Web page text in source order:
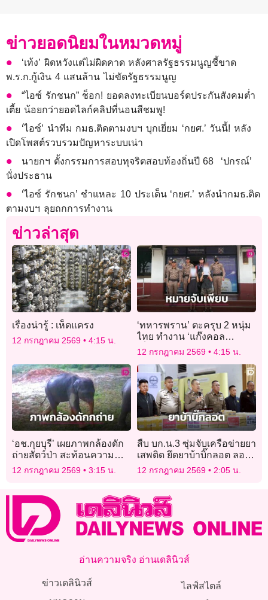
ข่าวยอดนิยมในหมวดหมู่
‘เท้ง’ ผิดหวังแต่ไม่ผิดคาด หลังศาลรัฐธรรมนูญชี้ขาด
พ.ร.ก.กู้เงิน 4 แสนล้าน ไม่ขัดรัฐธรรมนูญ
“ไอซ์ รักชนก” ช็อก! ยอดลงทะเบียนบอร์ดประกันสังคมต่ำ
เตี้ย น้อยกว่ายอดไลก์คลิปที่นอนสีชมพู!
‘ไอซ์’ นำทีม กมธ.ติดตามงบฯ บุกเยี่ยม ‘กยศ.’ วันนี้! หลัง
เปิดโพสต์รวบรวมปัญหาระบบเน่า
นายกฯ ตั้งกรรมการสอบทุจริตสอบท้องถิ่นปี 68 ‘ปกรณ์’
นั่งประธาน
‘ไอซ์ รักชนก’ ชำแหละ 10 ประเด็น ‘กยศ.’ หลังนำกมธ.ติด
ตามงบฯ ลุยถกการทำงาน
ข่าวล่าสุด
เรื่องน่ารู้ : เห็ดแครง
12 กรกฎาคม 2569 4:15 น.
‘ทหารพราน’ ตะครุบ 2 หนุ่ม
ไทย ทำงาน ‘แก๊งคอล
เซ็นเตอร์’ หลอกให้รัก พบ
หมายจับติดตัวเพียบ
12 กรกฎาคม 2569 4:15 น.
‘อช.กุยบุรี’ เผยภาพกล้องดัก
ถ่ายสัตว์ป่า สะท้อนความ
สมบูรณ์ระบบนิเวศ ผืนป่า
มรดกโลก
12 กรกฎาคม 2569 3:15 น.
สืบ บก.น.3 ซุ่มจับเครือข่ายยา
เสพติด ยึดยาบ้าบิ๊กลอต ลอบ
ขนเข้ากรุง
12 กรกฎาคม 2569 2:05 น.
อ่านความจริง อ่านเดลินิวส์
ข่าวเดลินิวส์
ไลฟ์สไตล์